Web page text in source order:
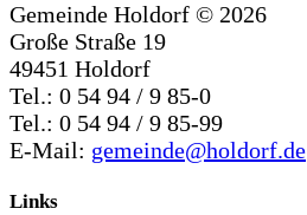
Gemeinde Holdorf © 2026
Große Straße 19
49451 Holdorf
Tel.: 0 54 94 / 9 85-0
Tel.: 0 54 94 / 9 85-99
E-Mail: gemeinde@holdorf.de
Links